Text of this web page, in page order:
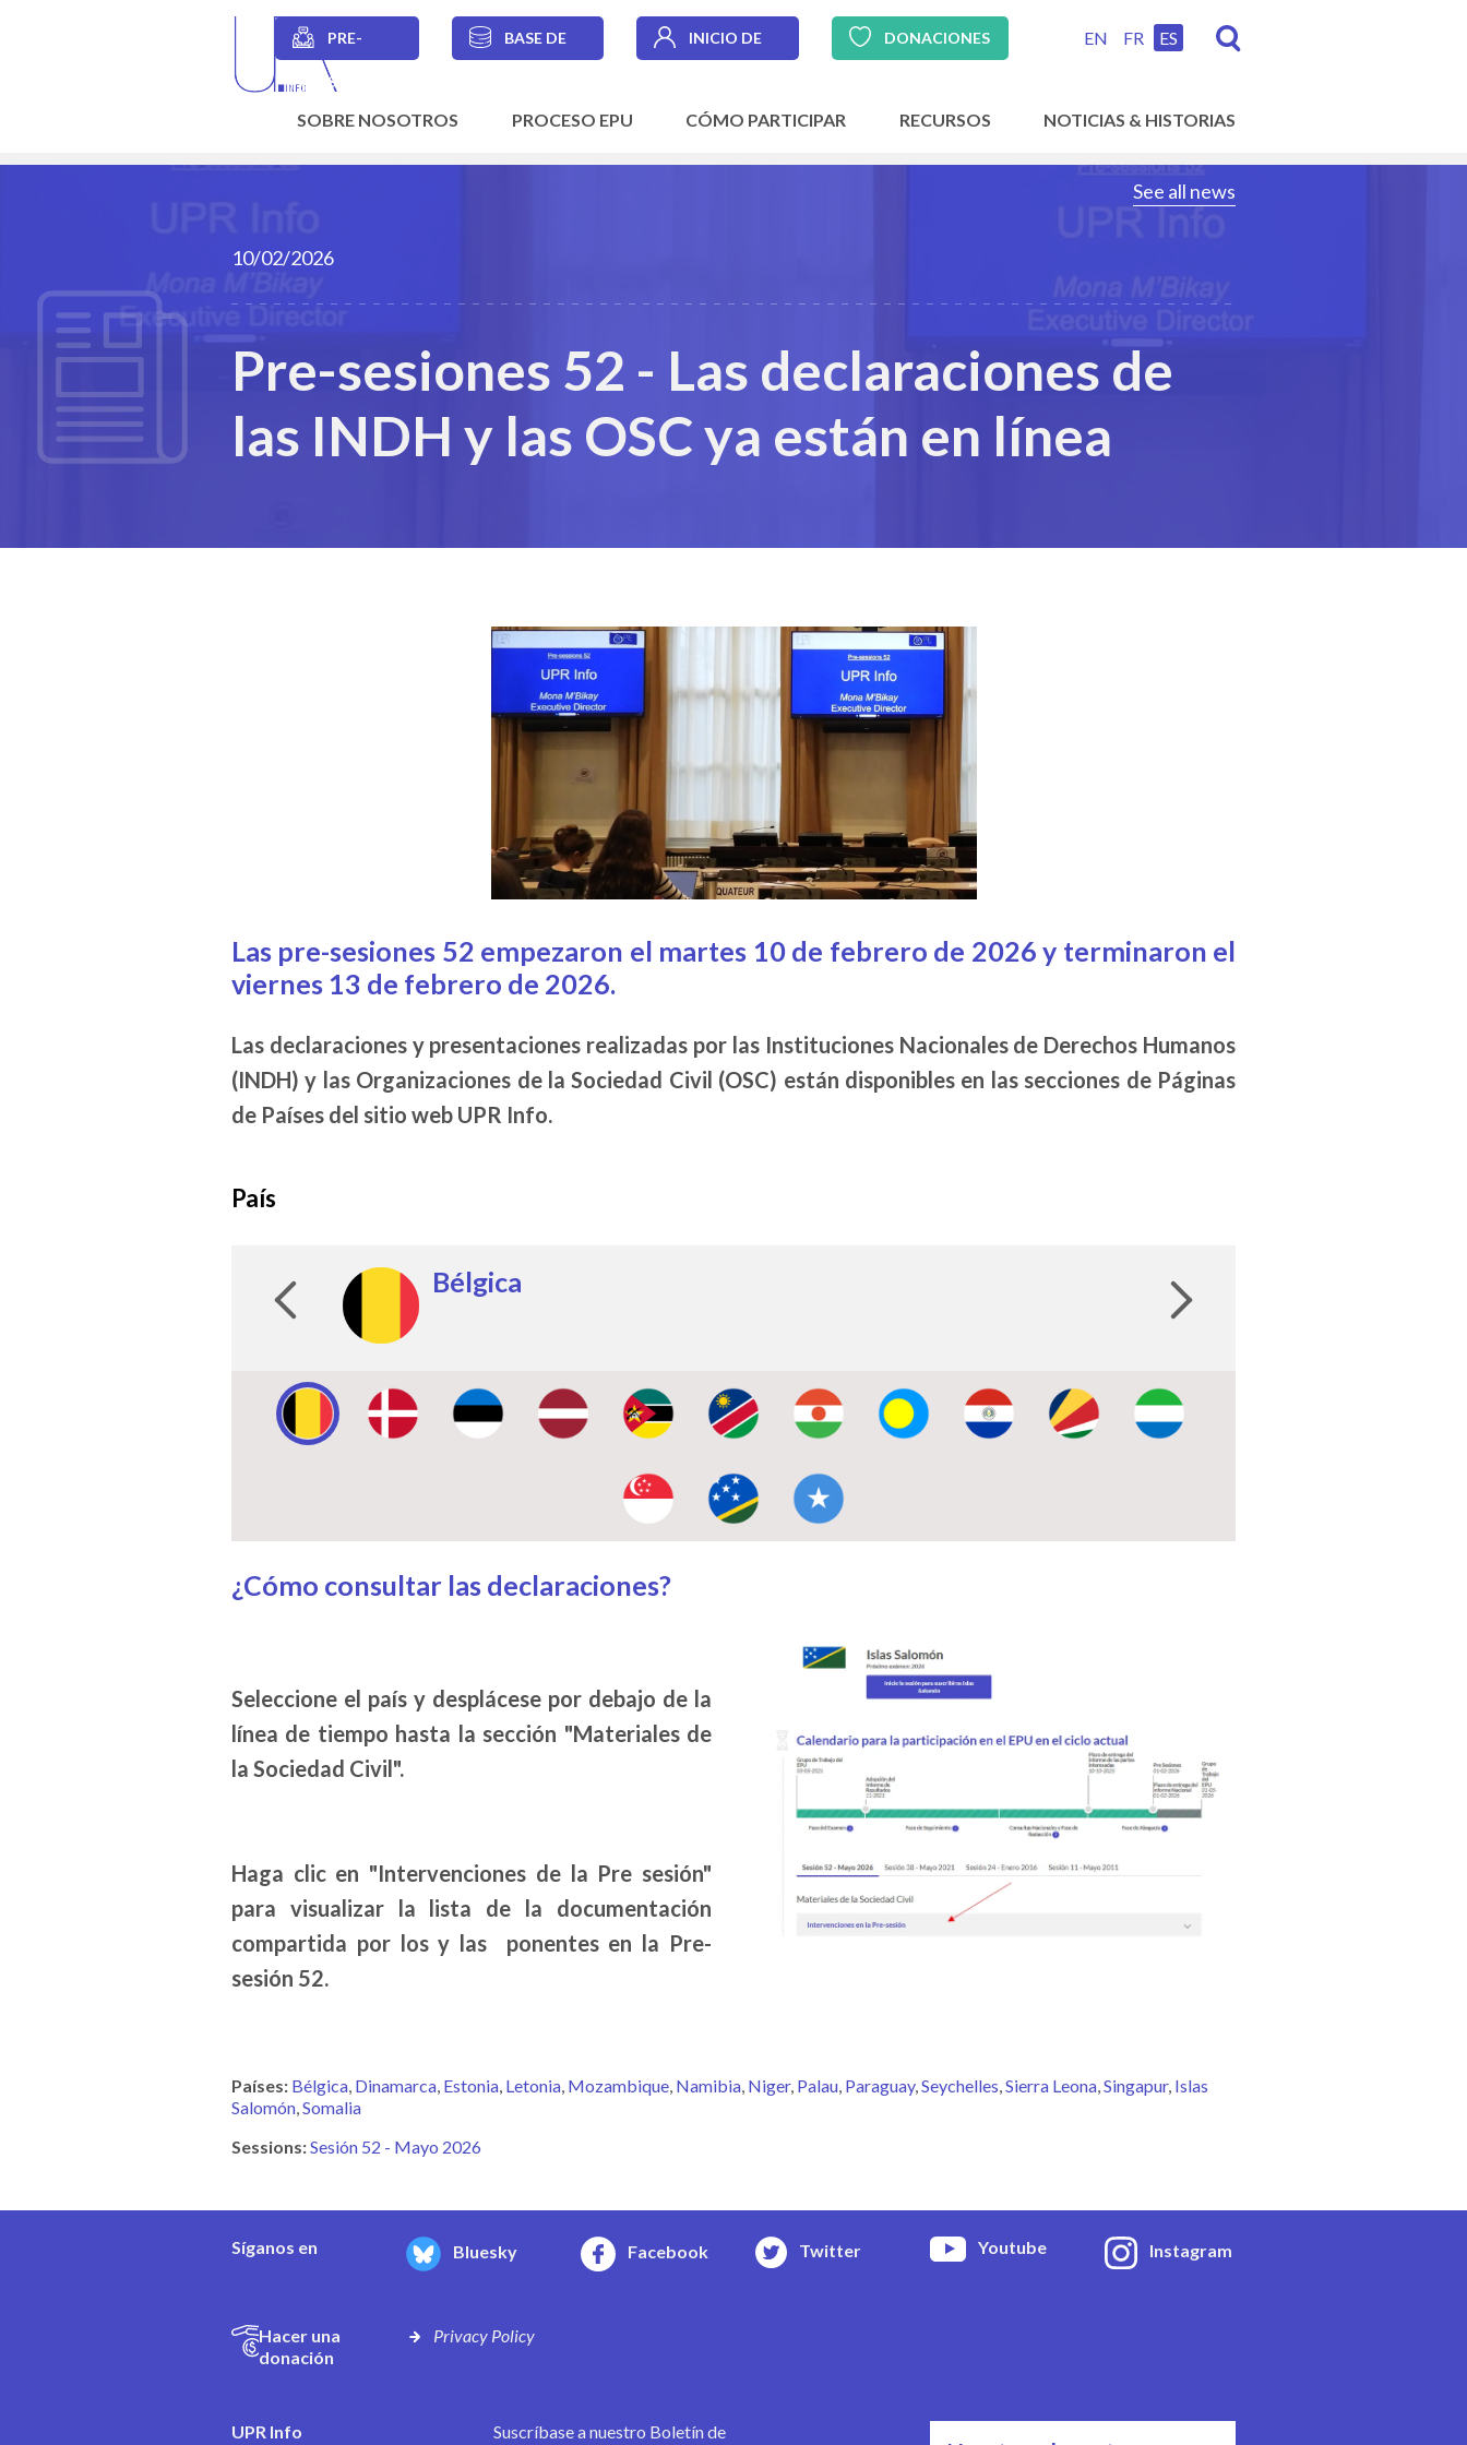
Secondary
navigation
PRE-
SESIONES
BASE DE INICIO DE DONACIONES EN FR ES
Main
SOBRE NOSOTROS PROCESO EPU CÓMO PARTICIPAR RECURSOS NOTICIAS & HISTORIAS
See all news
10/02/2026
Pre-sesiones 52 - Las declaraciones de
las INDH y las OSC ya están en línea
Las pre-sesiones 52 empezaron el martes 10 de febrero de 2026 y terminaron el
viernes 13 de febrero de 2026.
Las declaraciones y presentaciones realizadas por las Instituciones Nacionales de Derechos Humanos
(INDH) y las Organizaciones de la Sociedad Civil (OSC) están disponibles en las secciones de Páginas
de Países del sitio web UPR Info.
País
Image: Bélgica
Image: Dinamarca
Image: Estonia
Image: Letonia
Image: Mozambique
Image: Namibia
Image: Niger
Image: Palau
Image: Paraguay
Image: Seychelles
Image: Sierra Leona
Image: Singapur
Image: Islas Salomón
Image: Somalia
Image: Image: Image: Image: Image: Image: Image: Image: Image: Image: Image:
Image: Image: Image:
¿Cómo consultar las declaraciones?
Seleccione el país y desplácese por debajo de la
línea de tiempo hasta la sección "Materiales de
la Sociedad Civil".
Haga clic en "Intervenciones de la Pre sesión"
para visualizar la lista de la documentación
compartida por los y las ponentes en la Pre-
sesión 52.
Países: Bélgica Dinamarca Estonia Letonia Mozambique Namibia Niger Palau Paraguay Seychelles Sierra Leona Singapur Islas
Salomón Somalia
Sessions:Sesión 52 - Mayo 2026
Síganos en Bluesky Facebook Twitter Youtube Instagram
Hacer una
donación
Privacy Policy
UPR Info
Suscríbase a nuestro Boletín de